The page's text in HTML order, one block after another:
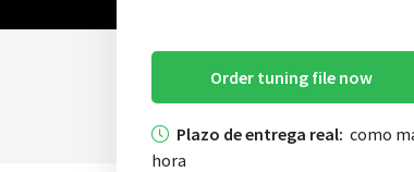
Order tuning file now
Plazo de entrega real: como
hora